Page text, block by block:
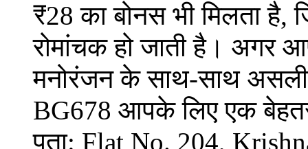
₹28 का बोनस भी मिलता
रोमांचक हो जाती है। अगर
मनोरंजन के साथ-साथ असली
BG678 आपके लिए एक
पता: Flat No. 204,